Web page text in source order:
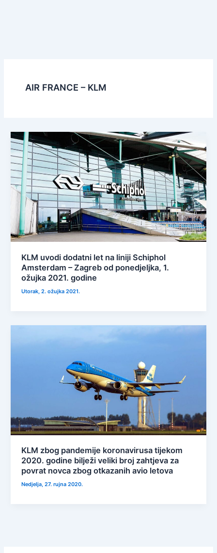
AIR FRANCE – KLM
KLM uvodi dodatni let na liniji Schiphol
Amsterdam – Zagreb od ponedjeljka, 1.
ožujka 2021. godine
Utorak, 2. ožujka 2021.
KLM zbog pandemije koronavirusa tijekom
2020. godine bilježi veliki broj zahtjeva za
povrat novca zbog otkazanih avio letova
Nedjelja, 27. rujna 2020.